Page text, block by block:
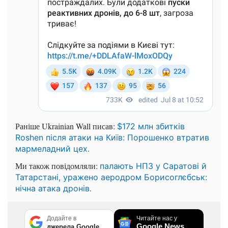
Раніше Ukrainian Wall писав: $172 млн збитків
Roshen після атаки на Київ: Порошенко втратив
мармеладний цех.
Ми також повідомляли: палають НПЗ у Саратові й
Татарстані, уражено аеродром Борисоглєбськ:
нічна атака дронів.
Додайте в Читайте нас у
Google News